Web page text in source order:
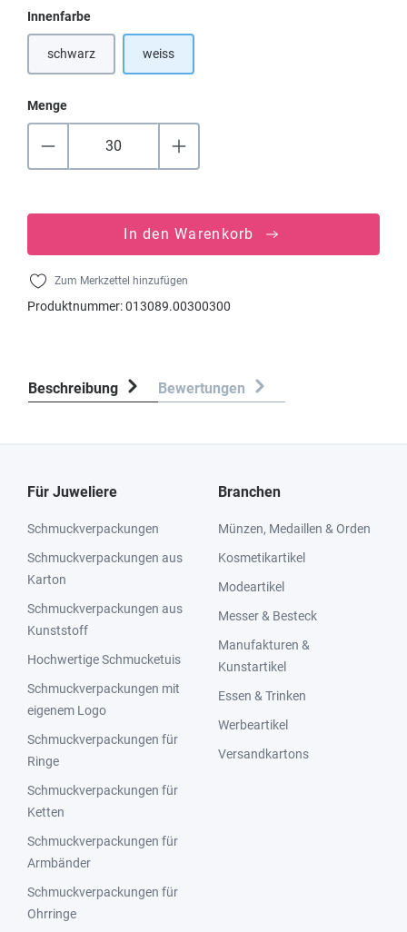
Innenfarbeauswählen
schwarz(Diese Option ist zurzeit nicht verfügbar.)
weiss
Menge
In den Warenkorb
Zum Merkzettel hinzufügen
Produktnummer:013089.00300300
Beschreibung Bewertungen
Für Juweliere
Schmuckverpackungen
Schmuckverpackungen aus
Karton
Schmuckverpackungen aus
Kunststoff
Hochwertige Schmucketuis
Schmuckverpackungen mit
eigenem Logo
Schmuckverpackungen für
Ringe
Schmuckverpackungen für
Ketten
Schmuckverpackungen für
Armbänder
Schmuckverpackungen für
Ohrringe
Branchen
Münzen, Medaillen & Orden
Kosmetikartikel
Modeartikel
Messer & Besteck
Manufakturen &
Kunstartikel
Essen & Trinken
Werbeartikel
Versandkartons